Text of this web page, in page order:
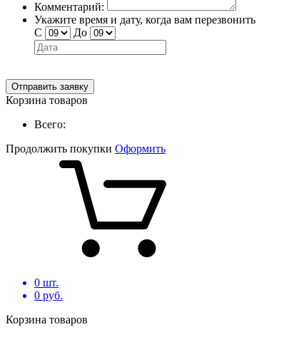
Комментарий:
Укажите время и дату, когда вам перезвонить
С
До
Отправить заявку
Корзина товаров
Всего:
Продолжить покупки Оформить
0 шт.
0 руб.
Корзина товаров